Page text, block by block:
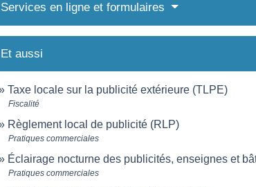
Services en ligne et formulaires
Et aussi
Taxe locale sur la publicité extérieure (TLPE)
Fiscalité
Règlement local de publicité (RLP)
Pratiques commerciales
Éclairage nocturne des publicités, enseignes et
Pratiques commerciales